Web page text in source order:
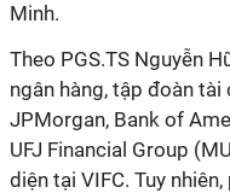
Minh.
Theo PGS.TS Nguyễn
ngân hàng, tập đoàn
JPMorgan, Bank of
UFJ Financial Group
diện tại VIFC. Tuy